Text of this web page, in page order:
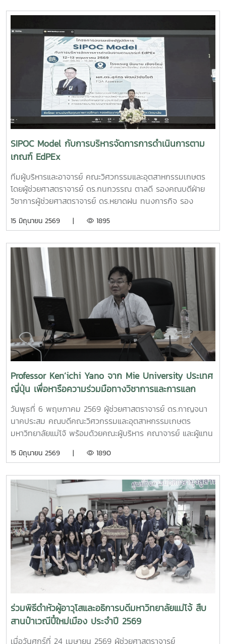
เหนือ) จังหวัดเชียงใหม่ ผลงาน“เครื่องสกัดกาแฟรูปแบบใหม่โดย
ใช้เทคโนโลยี PLU”สมาชิกทีม• นายอนุพงศ์ เขื่อนแก้วนักศึกษา
ปริญญาโท คณะวิศวกรรมและอุตสาหกรรมเกษตร• นายอาทิตย์
ด่านกระโทกนักศึกษาปริญญาโท คณะวิศวกรรมและอุตสาหกรรม
เกษตร• นายตันติกร กันนานักศึกษาปริญญาตรี คณะ
บริหารธุรกิจ• Nirmala Bhuvana Chandra
Ramisettyนักศึกษาปริญญาโท วิทยาลัยนานาชาติอาจารย์ที่
ปรึกษารองศาสตราจารย์ ดร.จตุรภัทร วาฤทธิ์คณะวิศวกรรมและ
อุตสาหกรรมเกษตรการแข่งขัน Startup Thailand League
2026 เป็นเวทีสำคัญในการส่งเสริมศักยภาพนักศึกษาด้าน
นวัตกรรมและการเป็นผู้ประกอบการรุ่นใหม่ โดยเปิดโอกาสให้
นักศึกษาได้นำเสนอแนวคิดธุรกิจและผลงานนวัตกรรมสู่การ
พัฒนาเชิงพาณิชย์ในระดับประเทศทั้งนี้ ทีม Coff Brew ได้รับ
คัดเลือกให้พัฒนาผลงานต้นแบบและเตรียมเข้าร่วมกิจกรรม
Demo Day ระหว่างวันที่ 25–27 มิถุนายน 2569 ณ ศูนย์การค้า
สยามพารากอน กรุงเทพมหานคร เพื่อจัดแสดงผลงานต่อนัก
ไปคณะวิศวกรรมและอุตสาหกรรมเกษตร ขอร่วมชื่นชมและภาค
นักศึกษา ที่สามารถต่อยอดองค์ความรู้สู่การสร้างนวัตกรรมและ
การเป็นผู้ประกอบการแห่งอนาคตได้อย่างโดดเด่นCr:อุทยาน
วิทยาศาสตร์เทคโนโลยีเกษตรและอาหาร Maejo Agro Food
Park
(MAP)https://www.facebook.com/share/18ZhSJ8uJx/
SIPOC Model กับการบริหารจัดการการดำเนินการตาม
เกณฑ์ EdPEx
ทีมผู้บริหารและอาจารย์ คณะวิศวกรรมและอุตสาหกรรมเกษตร
โดยผู้ช่วยศาสตราจารย์ ดร.กนกวรรณ ตาลดี รองคณบดีฝ่าย
วิชาการผู้ช่วยศาสตราจารย์ ดร.หยาดฝน ทนงการกิจ รอง
ดร.พิไลวรรณ พรประสิทธ์ ผู้ช่วยคณบดีฝ่ายบริหารและเทคโนโลยี
หลักสูตรวิศวกรรมศาสตรบัณฑิต สาขาวิศวกรรมอาหารเข้าร่วม
การอบรมเชิงปฏิบัติการ "SIPOC Model กับการบริหารจัดการ
การดำเนินการตามเกณฑ์ EdPEx" ใน วันที่ 12-13 พฤษภาคม
2569 ที่โรงแรมยูนิมมาน โดย ได้รับเกียรติจาก "ผู้ช่วย
ศาสตราจารย์ ดร.สุภัทร พัฒน์วิชัยโชติ" คณะวิศวกรรมศาสตร์
มหาวิทยาลัยเกษตรศาสตร์ เป็นวิทยากรการอบรมครั้งนี้ช่วยส่ง
เสริมให้บุคลากรนำความรู้ที่ได้ ใช้ในการวิเคราะห์ วางระบบและ
เชื่อมโยงกระบวนการ เพื่อมุ่งสู่ความเป็นเลิศขององค์กร
15 มิถุนายน 2569 | 1895
Professor Ken’ichi Yano จาก Mie University ประเทศ
ญี่ปุ่น เพื่อหารือความร่วมมือทางวิชาการและการแลก
เปลี่ยนนักศึกษา
วันพุธที่ 6 พฤษภาคม 2569 ผู้ช่วยศาสตราจารย์ ดร.กาญจนา
นาคประสม คณบดีคณะวิศวกรรมและอุตสาหกรรมเกษตร
มหาวิทยาลัยแม่โจ้ พร้อมด้วยคณะผู้บริหาร คณาจารย์ และผู้แทน
วิทยาศาสตร์การอาหาร หลักสูตรระดับบัณฑิตศึกษา และคณะ
ศาสตราจารย์สาขาวิชาวิศวกรรมเครื่องกล และผู้ช่วยอธิการบดี
ด้านการพัฒนานักวิจัยรุ่นใหม่ จาก Mie University ประเทศ
ญี่ปุ่น ในโอกาสเดินทางมาเยี่ยมชมคณะฯ และหารือแนวทางความ
ร่วมมือทางวิชาการ ณ คณะวิศวกรรมและอุตสาหกรรมเกษตร
มหาวิทยาลัยแม่โจ้ในการนี้ ได้มีการนำเสนอวีดิทัศน์แนะนำ
มหาวิทยาลัยและคณะฯ พร้อมแลกเปลี่ยนแนวทางการสร้างความ
ร่วมมือด้านวิชาการ การวิจัย และการแลกเปลี่ยนนักศึกษาในระดับ
ปริญญาตรีและบัณฑิตศึกษา ระหว่างสองสถาบันProfessor
Ken’ichi Yano ได้นำเสนอผลงานวิจัยในหัวข้อ “Medical,
Welfare, and Care-support Robotics” และ “Automation
Engineering, Welfare Robots and Nursing Care
Systems” ซึ่งเกี่ยวข้องกับเทคโนโลยีหุ่นยนต์เพื่อการแพทย์ การ
ดูแลผู้สูงอายุ และระบบสนับสนุนงานด้านสวัสดิการและการ
พยาบาล รวมถึงการออกแบบและพัฒนาหุ่นยนต์สำหรับภารกิจ
15 มิถุนายน 2569 | 1890
ร่วมพิธีดำหัวผู้อาวุโสและอธิการบดีมหาวิทยาลัยแม่โจ้ สืบ
สานป๋าเวณีปี๋ใหม่เมือง ประจำปี 2569
เมื่อวันศุกร์ที่ 24 เมษายน 2569 ผู้ช่วยศาสตราจารย์